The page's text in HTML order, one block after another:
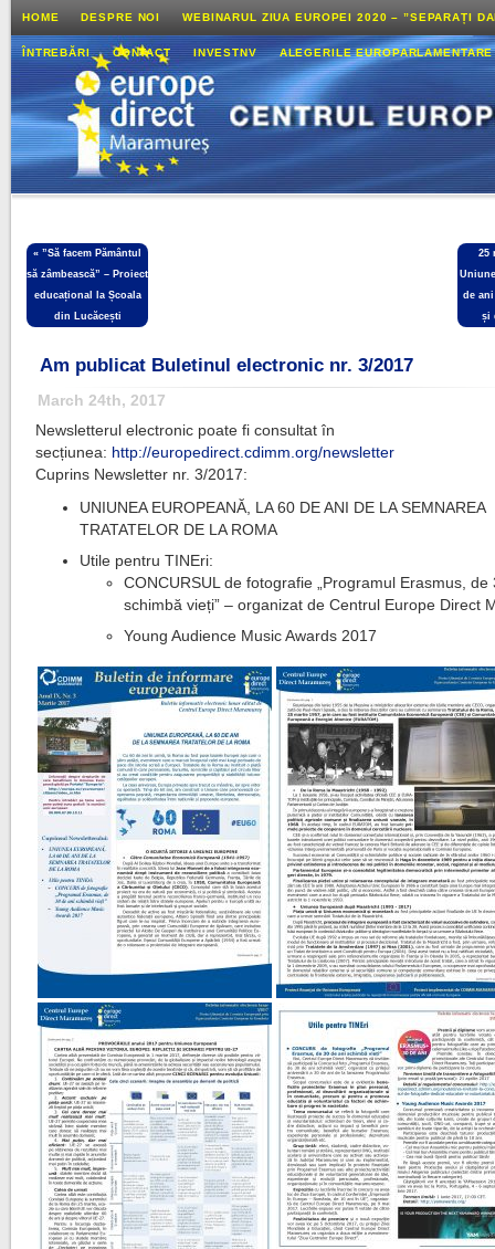
HOME DESPRE NOI WEBINARUL ZIUA EUROPEI 2020 – ”SEPARAȚI
ÎNTREBĂRI CONTACT INVESTNV ALEGERILE
«”Să facem Pământul
să zâmbească” – Proiect
educațional la Școala
din Lucăcești
25
de
și
Am publicat Buletinul electronic nr. 3/2017
March 24th, 2017
Newsletterul electronic poate fi consultat în
secțiunea: http://europedirect.cdimm.org/newsletter
Cuprins Newsletter nr. 3/2017:
UNIUNEA EUROPEANĂ, LA 60 DE ANI DE LA SEMNAREA
TRATATELOR DE LA ROMA
Utile pentru TINEri:
CONCURSUL de fotografie „Programul Erasmus, de
schimbă vieți” – organizat de Centrul Europe Direct
Young Audience Music Awards 2017